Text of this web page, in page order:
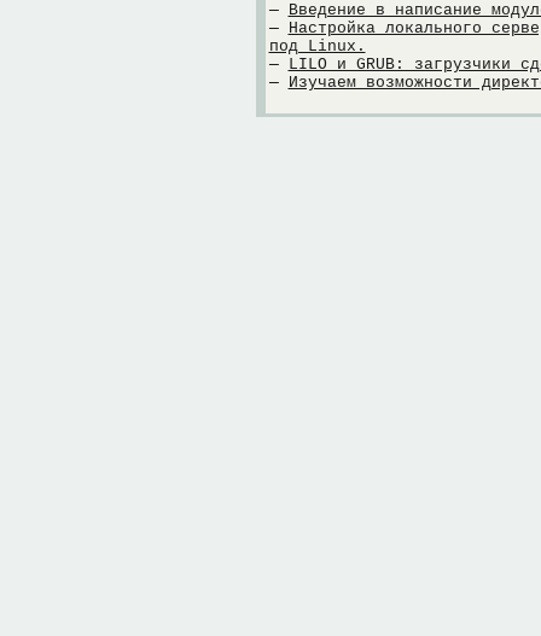
— Введение в написание
— Настройка локального
под Linux.
— LILO и GRUB: загрузчики
— Изучаем возможности